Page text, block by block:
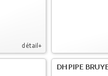
détail+
DH PIPE